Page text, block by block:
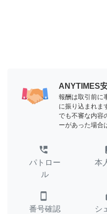
ANYTIMES
報酬は取引前に
に振り込まれま
でも不審な内容
ーがあった場合
perm_phone_msg
パトロー
ル
本
smartphone
番号確認
シ